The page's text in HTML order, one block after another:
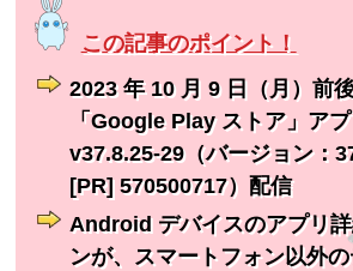
2023 年 10 月 9 日（月）前
「Google Play ストア」ア
v37.8.25-29（バージョン：
[PR] 570500717）配信
Android デバイスのアプリ
ンが、スマートフォン以外